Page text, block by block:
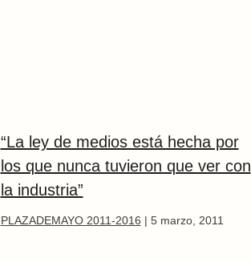
“La ley de medios está hecha por
los que nunca tuvieron que ver con
la industria”
PLAZADEMAYO 2011-2016 | 5 marzo, 2011